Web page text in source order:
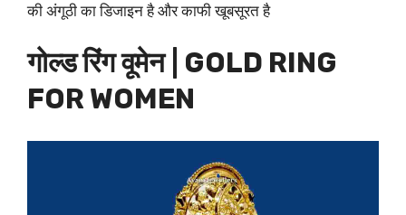
की अंगूठी का डिजाइन है और काफी खूबसूरत है
गोल्ड रिंग वूमेन | GOLD RING
FOR WOMEN